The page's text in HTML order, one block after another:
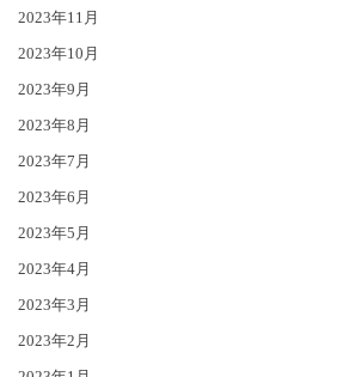
2023年11月
2023年10月
2023年9月
2023年8月
2023年7月
2023年6月
2023年5月
2023年4月
2023年3月
2023年2月